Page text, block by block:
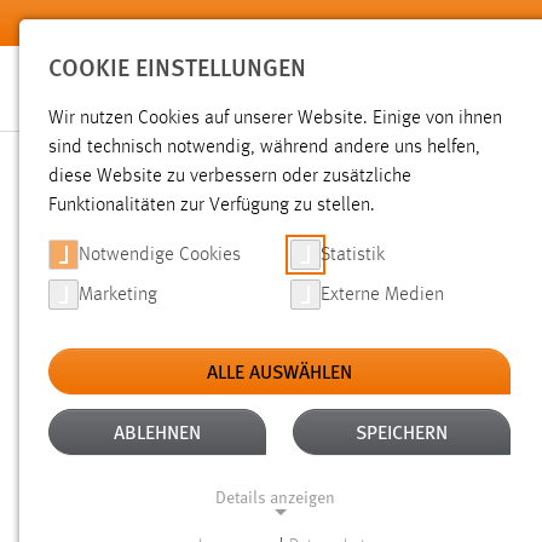
Zum Hauptinhalt springen
SUCHE
Aktive Filter: TYP: DATEIEN ALTER: 1 BIS 6 MONATE
Gesucht nach "moodle". Es wurden 42 Ergebnisse
COOKIE EINSTELLUNGEN
Wir nutzen Cookies auf unserer Website. Einige von ihnen
sind technisch notwendig, während andere uns helfen,
diese Website zu verbessern oder zusätzliche
Funktionalitäten zur Verfügung zu stellen.
Notwendige Cookies Statistik
Marketing Externe Medien
ALLE AUSWÄHLEN
ABLEHNEN SPEICHERN
Details anzeigen